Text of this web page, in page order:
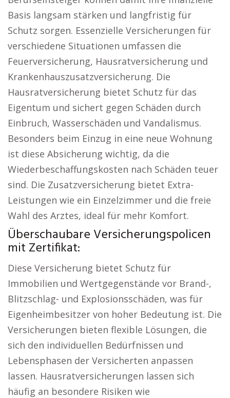
Basis langsam stärken und langfristig für
Schutz sorgen. Essenzielle Versicherungen für
verschiedene Situationen umfassen die
Feuerversicherung, Hausratversicherung und
Krankenhauszusatzversicherung. Die
Hausratversicherung bietet Schutz für das
Eigentum und sichert gegen Schäden durch
Einbruch, Wasserschäden und Vandalismus.
Besonders beim Einzug in eine neue Wohnung
ist diese Absicherung wichtig, da die
Wiederbeschaffungskosten nach Schäden teuer
sind. Die Zusatzversicherung bietet Extra-
Leistungen wie ein Einzelzimmer und die freie
Wahl des Arztes, ideal für mehr Komfort.
Überschaubare Versicherungspolicen
mit Zertifikat:
Diese Versicherung bietet Schutz für
Immobilien und Wertgegenstände vor Brand-,
Blitzschlag- und Explosionsschäden, was für
Eigenheimbesitzer von hoher Bedeutung ist. Die
Versicherungen bieten flexible Lösungen, die
sich den individuellen Bedürfnissen und
Lebensphasen der Versicherten anpassen
lassen. Hausratversicherungen lassen sich
häufig an besondere Risiken wie